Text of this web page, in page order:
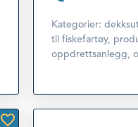
Kategorier:
til fiskefartøy,
oppdrettsanlegg,